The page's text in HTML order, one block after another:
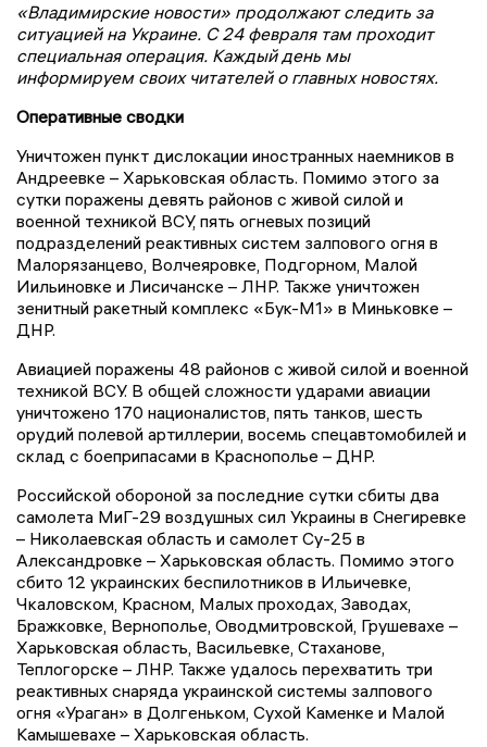
«Владимирские новости» продолжают следить за
ситуацией на Украине. С 24 февраля там проходит
специальная операция. Каждый день мы
информируем своих читателей о главных новостях.
Оперативные сводки
Уничтожен пункт дислокации иностранных наемников в
Андреевке – Харьковская область. Помимо этого за
сутки поражены девять районов с живой силой и
военной техникой ВСУ, пять огневых позиций
подразделений реактивных систем залпового огня в
Малорязанцево, Волчеяровке, Подгорном, Малой
Иильиновке и Лисичанске – ЛНР. Также уничтожен
зенитный ракетный комплекс «Бук-М1» в Миньковке –
ДНР.
Авиацией поражены 48 районов с живой силой и военной
техникой ВСУ. В общей сложности ударами авиации
уничтожено 170 националистов, пять танков, шесть
орудий полевой артиллерии, восемь спецавтомобилей и
склад с боеприпасами в Краснополье – ДНР.
Российской обороной за последние сутки сбиты два
самолета МиГ-29 воздушных сил Украины в Снегиревке
– Николаевская область и самолет Су-25 в
Александровке – Харьковская область. Помимо этого
сбито 12 украинских беспилотников в Ильичевке,
Чкаловском, Красном, Малых проходах, Заводах,
Бражковке, Вернополье, Оводмитровской, Грушевахе –
Харьковская область, Васильевке, Стаханове,
Теплогорске – ЛНР. Также удалось перехватить три
реактивных снаряда украинской системы залпового
огня «Ураган» в Долгеньком, Сухой Каменке и Малой
Камышевахе – Харьковская область.